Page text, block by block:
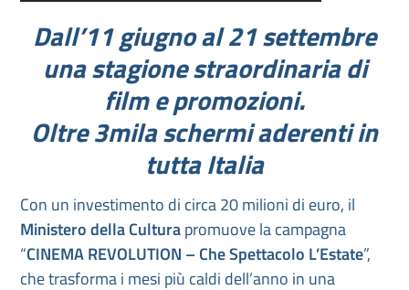
Dall’11 giugno al 21 settembre
una stagione straordinaria di
film e promozioni.
Oltre 3mila schermi aderenti in
tutta Italia
Con un investimento di circa 20 milioni di euro, il
Ministero della Culturapromuove la campagna
“CINEMA REVOLUTION – Che Spettacolo L’Estate”,
che trasforma i mesi più caldi dell’anno in una